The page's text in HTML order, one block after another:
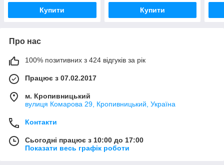
Купити Купити
Про нас
100% позитивних з 424 відгуків за рік
Працює з 07.02.2017
м. Кропивницький
вулиця Комарова 29, Кропивницький, Україна
Контакти
Сьогодні працює з 10:00 до 17:00
Показати весь графік роботи